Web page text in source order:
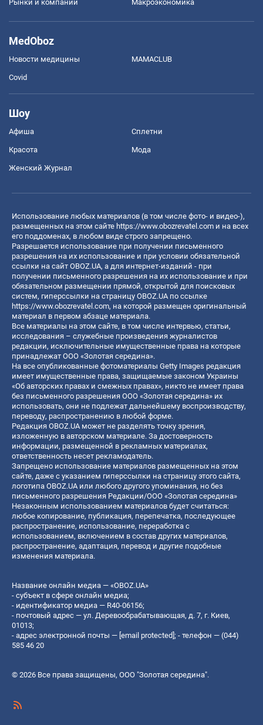
Рынки и компании Mакроэкономика
MedOboz
Новости медицины MAMACLUB
Covid
Шоу
Афиша Сплетни
Красота Мода
Женский Журнал
Использование любых материалов (в том числе фото- и видео-),
размещенных на этом сайте https://www.obozrevatel.com и на всех
его поддоменах, в любом виде строго запрещено.
Разрешается использование при получении письменного
разрешения на их использование и при условии обязательной
ссылки на сайт OBOZ.UA, а для интернет-изданий - при
получении письменного разрешения на их использование и при
обязательном размещении прямой, открытой для поисковых
систем, гиперссылки на страницу OBOZ.UA по ссылке
https://www.obozrevatel.com, на которой размещен оригинальный
материал в первом абзаце материала.
Все материалы на этом сайте, в том числе интервью, статьи,
исследования – служебные произведения журналистов
редакции, исключительные имущественные права на которые
принадлежат ООО «Золотая середина».
На все опубликованные фотоматериалы Getty Images редакция
имеет имущественные права, защищаемые законом Украины
«Об авторских правах и смежных правах», никто не имеет права
без письменного разрешения ООО «Золотая середина» их
использовать, они не подлежат дальнейшему воспроизводству,
переводу, распространению в любой форме.
Редакция OBOZ.UA может не разделять точку зрения,
изложенную в авторском материале. За достоверность
информации, размещенной в рекламных материалах,
ответственность несет рекламодатель.
Запрещено использование материалов размещенных на этом
сайте, даже с указанием гиперссылки на страницу этого сайта,
логотипа OBOZ.UA или любого другого упоминания, но без
письменного разрешения Редакции/ООО «Золотая середина»
Незаконным использованием материалов будет считаться:
любое копирование, публикация, перепечатка, последующее
распространение, использование, переработка с
использованием, включением в состав других материалов,
распространение, адаптация, перевод и другие подобные
изменения материала.
Название онлайн медиа — «OBOZ.UA»
- субъект в сфере онлайн медиа;
- идентификатор медиа — R40-06156;
- почтовый адрес — ул. Деревообрабатывающая, д. 7, г. Киев,
01013;
- адрес электронной почты — [email protected]; - телефон — (044)
585 46 20
© 2026 Все права защищены, ООО "Золотая середина".